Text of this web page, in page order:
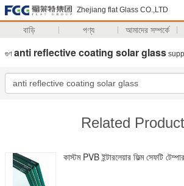
Zhejiang flat Glass CO.,LTD
বাড়ি পণ্য আমাদের সম্পর্কে
গুণ anti reflective coating solar glass
Related
কাস্টম PVB ইন্টারলেয়ার ফিল্ম সেফটি